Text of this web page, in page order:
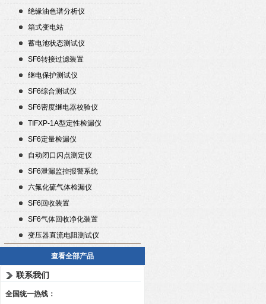
绝缘油色谱分析仪
箱式变电站
蓄电池状态测试仪
SF6转接过滤装置
继电保护测试仪
SF6综合测试仪
SF6密度继电器校验仪
TIFXP-1A型定性检漏仪
SF6定量检漏仪
自动闭口闪点测定仪
SF6泄漏监控报警系统
六氟化硫气体检漏仪
SF6回收装置
SF6气体回收净化装置
变压器直流电阻测试仪
查看全部产品
联系我们
全国统一热线：